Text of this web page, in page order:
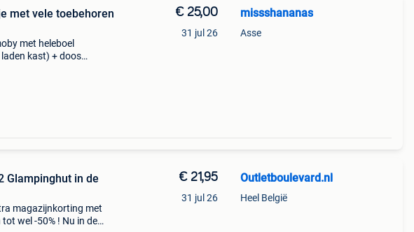
met heleboel
kast) + doos
€ 25,00
31 jul 26
missshananas
Asse
Glampinghut in de
magazijnkorting met
wel -50% ! Nu in de
€ 21,95
31 jul 26
Outletboulevard.nl
Heel België